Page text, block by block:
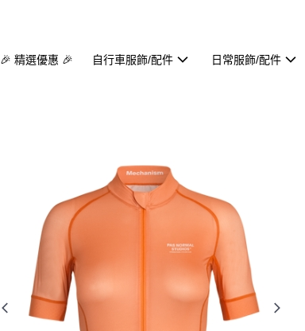
🎉 精選優惠 🎉 自行車服飾/配件 日常服飾/配件